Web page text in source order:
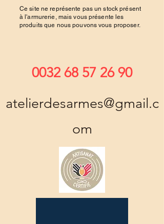
Ce site ne représente pas un stock présent
à l'armurerie, mais vous présente les
produits que nous pouvons vous proposer.
0032 68 57 26 90
atelierdesarmes@gmail.c
om